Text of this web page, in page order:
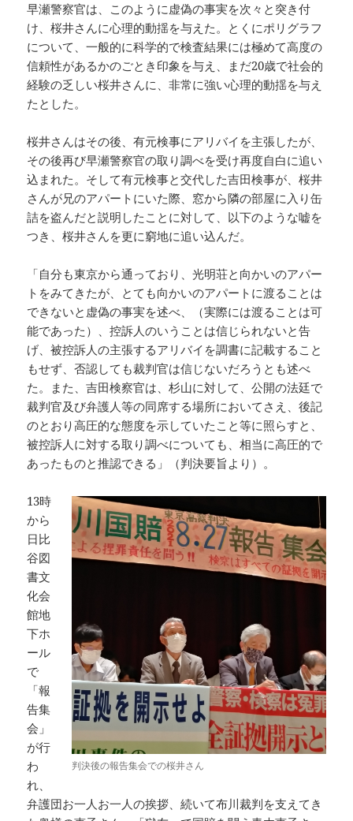
早瀬警察官は、このように虚偽の事実を次々と突き付
け、桜井さんに心理的動揺を与えた。とくにポリグラフ
について、一般的に科学的で検査結果には極めて高度の
信頼性があるかのごとき印象を与え、まだ20歳で社会的
経験の乏しい桜井さんに、非常に強い心理的動揺を与え
たとした。
桜井さんはその後、有元検事にアリバイを主張したが、
その後再び早瀬警察官の取り調べを受け再度自白に追い
込まれた。そして有元検事と交代した吉田検事が、桜井
さんが兄のアパートにいた際、窓から隣の部屋に入り缶
詰を盗んだと説明したことに対して、以下のような嘘を
つき、桜井さんを更に窮地に追い込んだ。
「自分も東京から通っており、光明荘と向かいのアパー
トをみてきたが、とても向かいのアパートに渡ることは
できないと虚偽の事実を述べ、（実際には渡ることは可
能であった）、控訴人のいうことは信じられないと告
げ、被控訴人の主張するアリバイを調書に記載すること
もせず、否認しても裁判官は信じないだろうとも述べ
た。また、吉田検察官は、杉山に対して、公開の法廷で
裁判官及び弁護人等の同席する場所においてさえ、後記
のとおり高圧的な態度を示していたこと等に照らすと、
被控訴人に対する取り調べについても、相当に高圧的で
あったものと推認できる」（判決要旨より）。
判決後の報告集会での桜井さん
13時
から
日比
谷図
書文
化会
館地
下ホ
ール
で
「報
告集
会」
が行
わ
れ、
弁護団お一人お一人の挨拶、続いて布川裁判を支えてき